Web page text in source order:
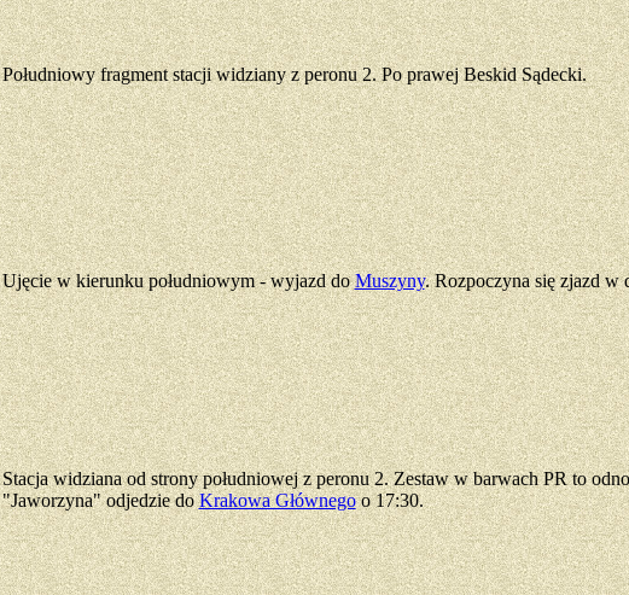
Południowy fragment stacji widziany z peronu 2. Po prawej Beskid Sądecki.
Ujęcie w kierunku południowym - wyjazd doMuszyny. Rozpoczyna się zjazd w
Stacja widziana od strony południowej z peronu 2. Zestaw w barwach PR to
"Jaworzyna" odjedzie doKrakowa Głównegoo 17:30.